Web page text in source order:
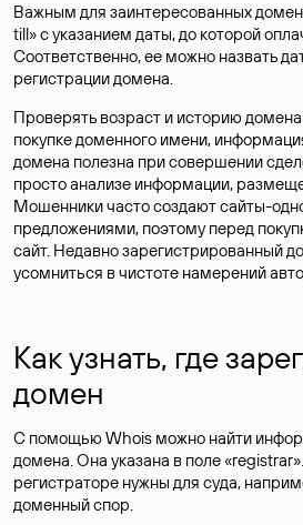
Важным для заинтересованных
till» с указанием даты, до которой
Соответственно, ее можно назвать
регистрации домена.
Проверять возраст и историю
покупке доменного имени,
домена полезна при совершении
просто анализе информации,
Мошенники часто создают сайты-
предложениями, поэтому перед
сайт. Недавно зарегистрированный
усомниться в чистоте намерений
Как узнать, где
домен
С помощью Whois можно найти
домена. Она указана в поле
регистраторе нужны для суда,
доменный спор.